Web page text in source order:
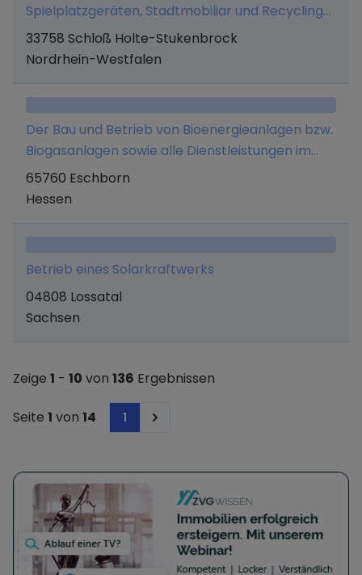
Spielplatzgeräten, Stadtmobiliar und Recycling-
Kunststoff-Produkten für öffentliche sowie
private Trägerschaften, für den öffentlichen
Wohnungsbaugesellschaften. Die Gesellschaft
betätigt sich ferner in den mit dem
Unternehmensgegenstand verwandten
Bereichen und ist berechtigt, sich an anderen
Firmen mit einem verwandten und nicht
verwandten Unternehmensgegenstand zu
beteiligen.
33758 Schloß Holte-Stukenbrock
Nordrhein-Westfalen
Der Bau und Betrieb von Bioenergieanlagen bzw.
Biogasanlagen sowie alle Dienstleistungen im
Rahmen der Errichtung und Betreuung von
Immobilien im Bereich Gas, Wasser, Heizung und
65760 Eschborn
Hessen
Betrieb eines Solarkraftwerks
04808 Lossatal
Sachsen
Zeige 1 - 10 von 136 Ergebnissen
Seite 1 von 14 1 Next